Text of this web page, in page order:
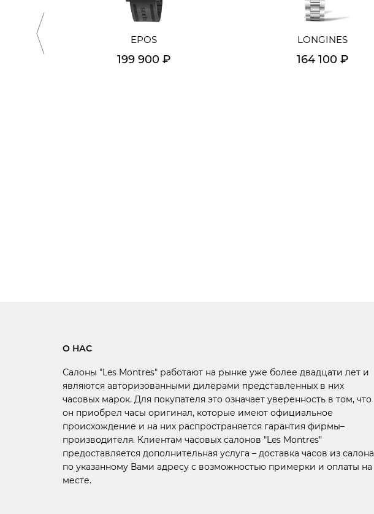
EPOS
199 900 ₽
LONGINES
164 100 ₽
О НАС
Салоны "Les Montres" работают на рынке уже более двадцати лет и
являются авторизованными дилерами представленных в них
часовых марок. Для покупателя это означает уверенность в том, что
он приобрел часы оригинал, которые имеют официальное
происхождение и на них распространяется гарантия фирмы–
производителя. Клиентам часовых салонов "Les Montres"
предоставляется дополнительная услуга – доставка часов из салона
по указанному Вами адресу с возможностью примерки и оплаты на
месте.